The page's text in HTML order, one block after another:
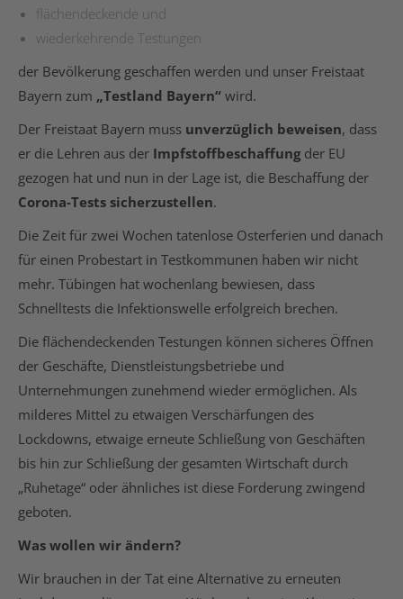
flächendeckende und
wiederkehrende Testungen
der Bevölkerung geschaffen werden und unser Freistaat
Bayern zum „Testland Bayern“ wird.
Der Freistaat Bayern muss unverzüglich beweisen, dass
er die Lehren aus der Impfstoffbeschaffung der EU
gezogen hat und nun in der Lage ist, die Beschaffung der
Corona-Tests sicherzustellen.
Die Zeit für zwei Wochen tatenlose Osterferien und danach
für einen Probestart in Testkommunen haben wir nicht
mehr. Tübingen hat wochenlang bewiesen, dass
Schnelltests die Infektionswelle erfolgreich brechen.
Die flächendeckenden Testungen können sicheres Öffnen
der Geschäfte, Dienstleistungsbetriebe und
Unternehmungen zunehmend wieder ermöglichen. Als
milderes Mittel zu etwaigen Verschärfungen des
Lockdowns, etwaige erneute Schließung von Geschäften
bis hin zur Schließung der gesamten Wirtschaft durch
„Ruhetage“ oder ähnliches ist diese Forderung zwingend
geboten.
Was wollen wir ändern?
Wir brauchen in der Tat eine Alternative zu erneuten